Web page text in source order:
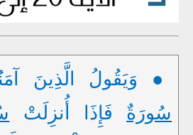
● وَيَقُولُ الَّذِينَ
سُورَةٌ فَإِذَا أُنزِلَتْ